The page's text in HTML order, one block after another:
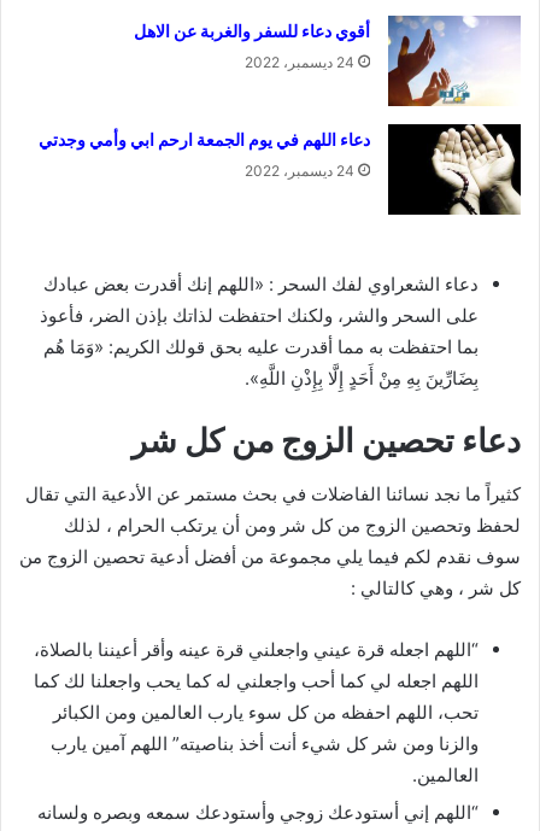
أقوي دعاء للسفر والغربة عن الاهل
24 ديسمبر، 2022
دعاء اللهم في يوم الجمعة ارحم ابي وأمي وجدتي
24 ديسمبر، 2022
دعاء الشعراوي لفك السحر : «اللهم إنك أقدرت بعض عبادك
على السحر والشر، ولكنك احتفظت لذاتك بإذن الضر، فأعوذ
بما احتفظت به مما أقدرت عليه بحق قولك الكريم: «وَمَا هُم
بِضَارِّينَ بِهِ مِنْ أَحَدٍ إِلَّا بِإِذْنِ اللَّهِ».
دعاء تحصين الزوج من كل شر
كثيراً ما نجد نسائنا الفاضلات في بحث مستمر عن الأدعية التي تقال
لحفظ وتحصين الزوج من كل شر ومن أن يرتكب الحرام ، لذلك
سوف نقدم لكم فيما يلي مجموعة من أفضل أدعية تحصين الزوج من
كل شر ، وهي كالتالي :
“اللهم اجعله قرة عيني واجعلني قرة عينه وأقر أعيننا بالصلاة،
اللهم اجعله لي كما أحب واجعلني له كما يحب واجعلنا لك كما
تحب، اللهم احفظه من كل سوء يارب العالمين ومن الكبائر
والزنا ومن شر كل شيء أنت أخذ بناصيته” اللهم آمين يارب
العالمين.
“اللهم إني أستودعك زوجي وأستودعك سمعه وبصره ولسانه